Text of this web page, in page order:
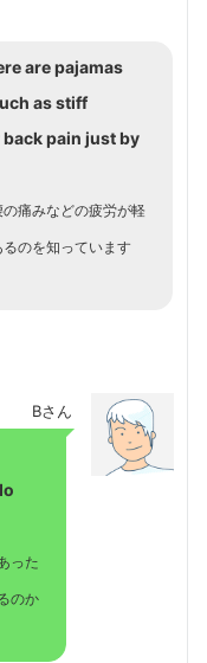
are pajamas
as stiff
pain just by
痛みなどの疲労が軽
のを知っています
Bさん
った
のか